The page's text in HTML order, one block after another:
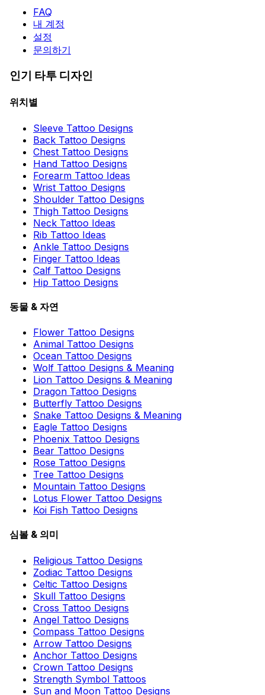
FAQ
내 계정
설정
문의하기
인기 타투 디자인
위치별
Sleeve Tattoo Designs
Back Tattoo Designs
Chest Tattoo Designs
Hand Tattoo Designs
Forearm Tattoo Ideas
Wrist Tattoo Designs
Shoulder Tattoo Designs
Thigh Tattoo Designs
Neck Tattoo Ideas
Rib Tattoo Ideas
Ankle Tattoo Designs
Finger Tattoo Ideas
Calf Tattoo Designs
Hip Tattoo Designs
동물 & 자연
Flower Tattoo Designs
Animal Tattoo Designs
Ocean Tattoo Designs
Wolf Tattoo Designs & Meaning
Lion Tattoo Designs & Meaning
Dragon Tattoo Designs
Butterfly Tattoo Designs
Snake Tattoo Designs & Meaning
Eagle Tattoo Designs
Phoenix Tattoo Designs
Bear Tattoo Designs
Rose Tattoo Designs
Tree Tattoo Designs
Mountain Tattoo Designs
Lotus Flower Tattoo Designs
Koi Fish Tattoo Designs
심볼 & 의미
Religious Tattoo Designs
Zodiac Tattoo Designs
Celtic Tattoo Designs
Skull Tattoo Designs
Cross Tattoo Designs
Angel Tattoo Designs
Compass Tattoo Designs
Arrow Tattoo Designs
Anchor Tattoo Designs
Crown Tattoo Designs
Strength Symbol Tattoos
Sun and Moon Tattoo Designs